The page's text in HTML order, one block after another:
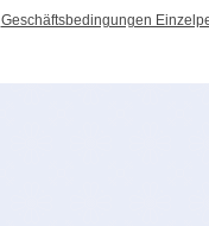
Geschäftsbedingungen